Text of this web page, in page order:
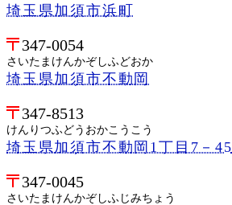
埼玉県加須市浜町
347-0054
さいたまけんかぞしふどおか
埼玉県加須市不動岡
347-8513
けんりつふどうおかこうこう
埼玉県加須市不動岡1丁目7－45
347-0045
さいたまけんかぞしふじみちょう